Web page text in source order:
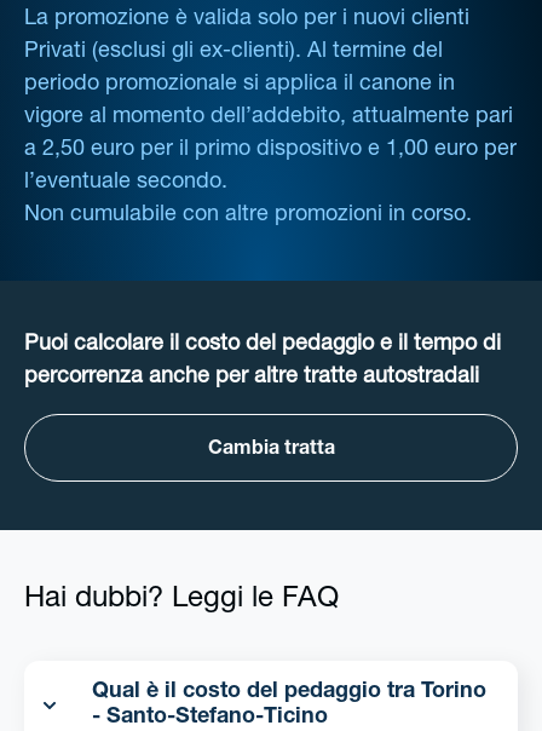
La promozione è valida solo per i nuovi clienti
Privati (esclusi gli ex-clienti). Al termine del
periodo promozionale si applica il canone in
vigore al momento dell’addebito, attualmente pari
a 2,50 euro per il primo dispositivo e 1,00 euro per
l’eventuale secondo.
Non cumulabile con altre promozioni in corso.
Puoi calcolare il costo del pedaggio e il tempo di
percorrenza anche per altre tratte autostradali
Cambia tratta
Hai dubbi? Leggi le FAQ
Qual è il costo del pedaggio tra Torino
- Santo-Stefano-Ticino